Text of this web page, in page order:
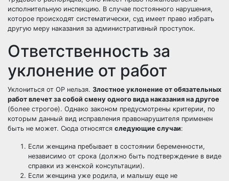
исполнительную инспекцию. В случае постоянного нарушения,
которое происходят систематически, суд имеет право избрать
другую меру наказания за административный проступок.
Ответственность за
уклонение от работ
Уклониться от ОР нельзя. Злостное уклонение от обязательных
работ влечет за собой смену одного вида наказания на другое
(более строгое). Однако законом предусмотрены критерии, по
которым данный вид исправления правонарушителя применен
быть не может. Сюда относятся следующие случаи:
Если женщина пребывает в состоянии беременности,
независимо от срока (должно быть подтверждение в виде
справки из женской консультации).
Если женщина уже родила, и малышу еще не